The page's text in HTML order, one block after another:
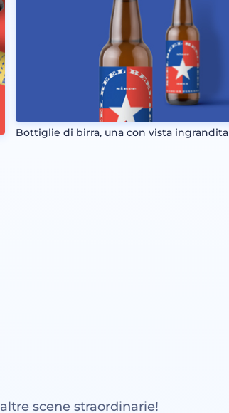
Bottiglie di birra, una con vista ingrandita
scene straordinarie!